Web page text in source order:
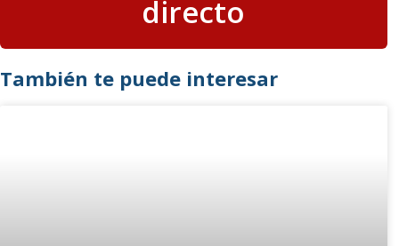
directo
También te puede interesar